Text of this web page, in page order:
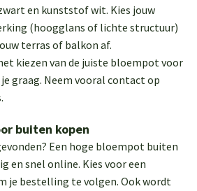
en kunststof wit. Kies jouw
(hoogglans of lichte structuur)
terras of balkon af.
kiezen van de juiste bloempot voor
graag. Neem vooral contact op
buiten kopen
Een hoge bloempot buiten
en snel online. Kies voor een
je bestelling te volgen. Ook wordt